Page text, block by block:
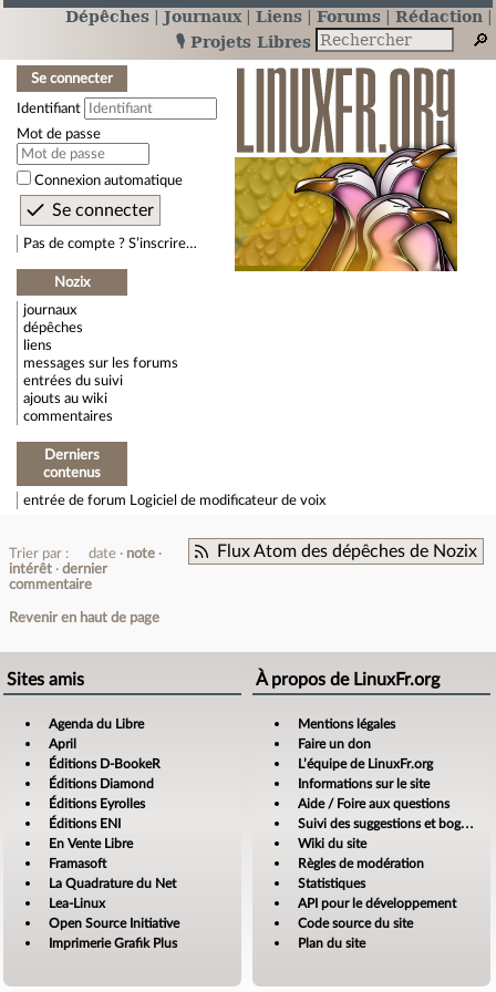
Dépêches Journaux Liens Forums
Rédaction
🎙️ Projets Libres
Se connecter
Identifiant
Mot de passe
Connexion automatique
Pas de compte ? S’inscrire…
Nozix
journaux
dépêches
liens
messages sur les forums
entrées du suivi
ajouts au wiki
commentaires
Derniers
contenus
entrée de forum Logiciel de modificateur de voix
Flux Atom des dépêches de Nozix
Trier par : date
note
intérêt
dernier
commentaire
Revenir en haut de page
Sites amis
Agenda du Libre
April
Éditions D-BookeR
Éditions Diamond
Éditions Eyrolles
Éditions ENI
En Vente Libre
Framasoft
La Quadrature du Net
Lea-Linux
Open Source Initiative
Imprimerie Grafik Plus
À propos de LinuxFr.org
Mentions légales
Faire un don
L’équipe de LinuxFr.org
Informations sur le site
Aide / Foire aux questions
Suivi des suggestions et bogues
Wiki du site
Règles de modération
Statistiques
API pour le développement
Code source du site
Plan du site